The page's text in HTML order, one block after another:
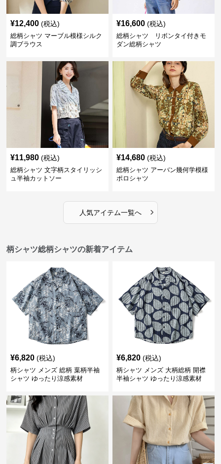
¥12,400 (税込)
総柄シャツ マーブル模様シルク
調ブラウス
¥16,600 (税込)
総柄シャツ リボンタイ付きモ
ダン総柄シャツ
¥11,980 (税込)
総柄シャツ 文字柄スタイリッシ
ュ半袖カットソー
¥14,680 (税込)
総柄シャツ アーバン幾何学模様
ポロシャツ
人気アイテム一覧へ ›
柄シャツ総柄シャツの新着アイテム
¥6,820 (税込)
柄シャツ メンズ 総柄 葉柄半袖
シャツ ゆったり涼感素材
¥6,820 (税込)
柄シャツ メンズ 大柄総柄 開襟
半袖シャツ ゆったり涼感素材